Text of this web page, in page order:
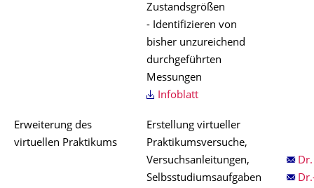
Zustandsgrößen
- Identifizieren von
bisher unzureichend
durchgeführten
Messungen
Infoblatt
Erweiterung des
virtuellen Praktikums
Erstellung virtueller
Praktikumsversuche,
Versuchsanleitungen,
Selbsstudiumsaufgaben